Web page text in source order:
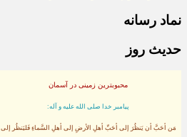
نماد رسانه
حدیث روز
محبوبترین زمینی در آسمان
پيامبر خدا صلى الله عليه و آله:
مَن أحَبَّ أن يَنظُرَ إلى أحَبِّ أهلِ الأرضِ إلى أهلِ السَّماءِ فَليَنظُر إلى